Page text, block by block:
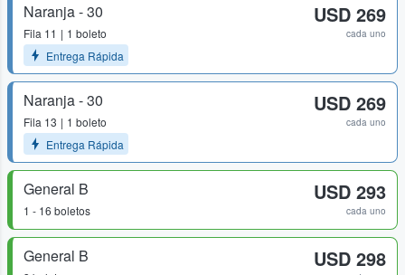
Naranja - 30
Fila 11
1 boleto
Entrega Rápida
USD 269
cada uno
Naranja - 30
Fila 13
1 boleto
Entrega Rápida
USD 269
cada uno
General B
1 - 16 boletos
USD 293
cada uno
General B USD 298